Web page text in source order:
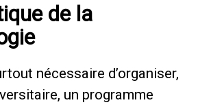
de la
nécessaire d’organiser,
un programme